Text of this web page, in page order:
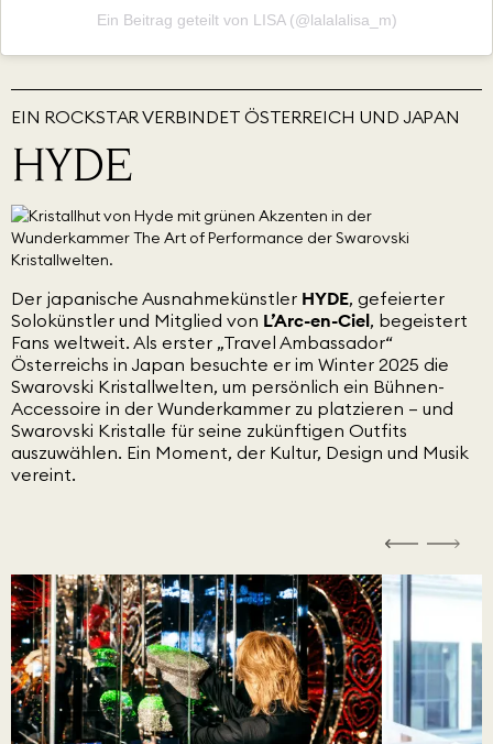
Ein Beitrag geteilt von LISA (@lalalalisa_m)
EIN ROCKSTAR VERBINDET ÖSTERREICH UND JAPAN
HYDE
Der japanische Ausnahmekünstler HYDE, gefeierter
Solokünstler und Mitglied von L’Arc-en-Ciel, begeistert
Fans weltweit. Als erster „Travel Ambassador“
Österreichs in Japan besuchte er im Winter 2025 die
Swarovski Kristallwelten, um persönlich ein Bühnen-
Accessoire in der Wunderkammer zu platzieren – und
Swarovski Kristalle für seine zukünftigen Outfits
auszuwählen. Ein Moment, der Kultur, Design und Musik
vereint.